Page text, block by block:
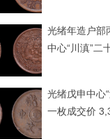
光绪年造户部
中心“川滇”二
光绪戊申中心
一枚成交价